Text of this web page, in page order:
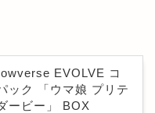
EVOLVE コ
ック 「ウマ娘 プリテ
ービー」 BOX